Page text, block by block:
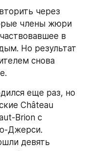
через
члены жюри
в
Но результат
снова
еще раз, но
Château
Brion с
Джерси.
девять